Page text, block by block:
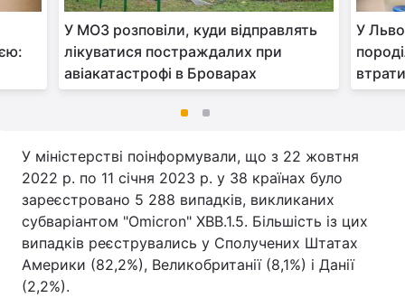
У МОЗ розповіли, куди відправлять
лікуватися постраждалих при
авіакатастрофі в Броварах
У
У міністерстві поінформували, що з 22 жовтня
2022 р. по 11 січня 2023 р. у 38 країнах було
зареєстровано 5 288 випадків, викликаних
субваріантом "Omicron" XBB.1.5. Більшість із цих
випадків реєструвались у Сполучених Штатах
Америки (82,2%), Великобританії (8,1%) і Данії
(2,2%).